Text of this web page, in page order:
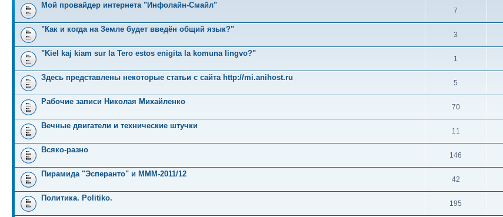
Мой провайдер интернета "Инфолайн-Смайл"
7
"Как и когда на Земле будет введён общий язык?"
3
"Kiel kaj kiam sur la Tero estos enigita la komuna lingvo?"
1
Здесь представлены некоторые статьи с сайта http://mi.anihost.ru
5
Рабочие записи Николая Михайленко
70
Вечные двигатели и технические штучки
11
Всяко-разно
146
Пирамида "Эсперанто" и MMM-2011/12
42
Политика. Politiko.
195